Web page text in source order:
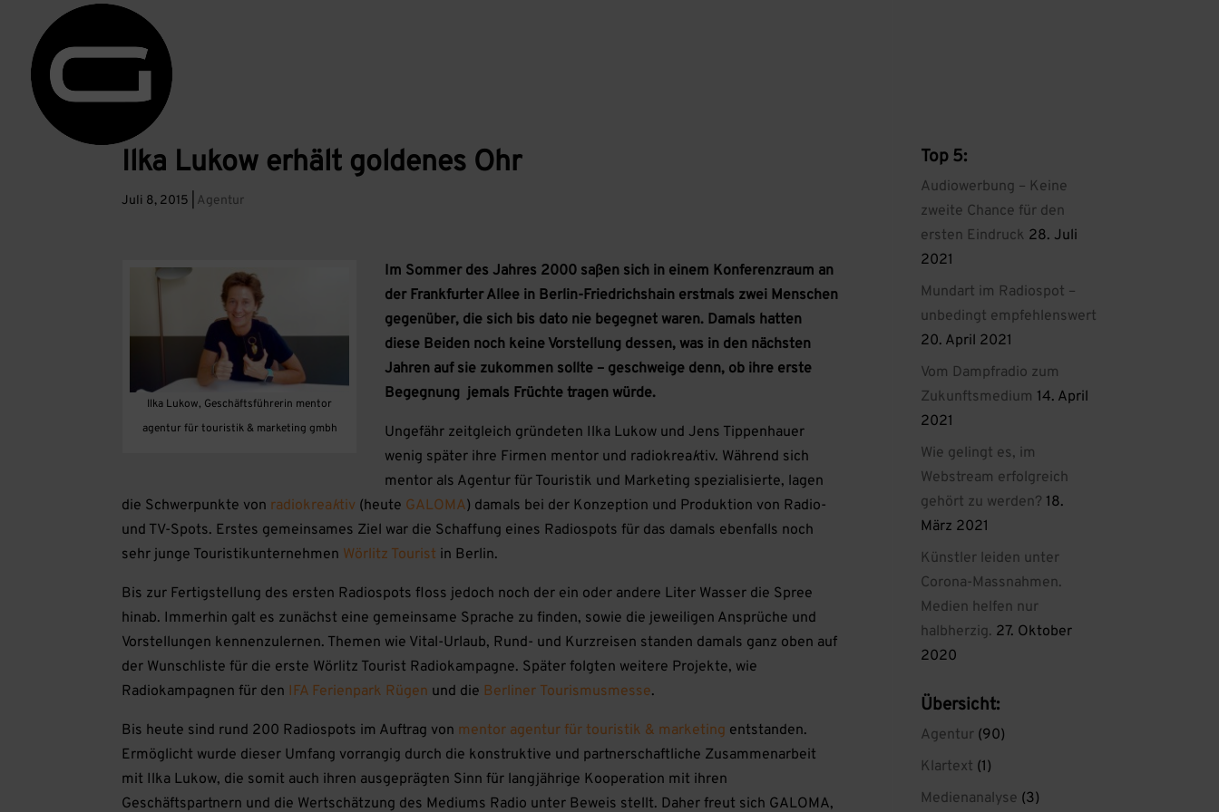
Ilka Lukow erhält goldenes Ohr
Juli 8, 2015 Agentur
Ilka Lukow, Geschäftsführerin mentor
agentur für touristik & marketing gmbh
Im Sommer des Jahres 2000 saßen sich in einem Konferenzraum an
der Frankfurter Allee in Berlin-Friedrichshain erstmals zwei Menschen
gegenüber, die sich bis dato nie begegnet waren. Damals hatten
diese Beiden noch keine Vorstellung dessen, was in den nächsten
Jahren auf sie zukommen sollte – geschweige denn, ob ihre erste
Begegnung jemals Früchte tragen würde.
Ungefähr zeitgleich gründeten Ilka Lukow und Jens Tippenhauer
wenig später ihre Firmen mentor und radiokreaktiv. Während sich
mentor als Agentur für Touristik und Marketing spezialisierte, lagen
die Schwerpunkte von radiokreaktiv (heute GALOMA) damals bei der Konzeption und Produktion von Radio-
und TV-Spots. Erstes gemeinsames Ziel war die Schaffung eines Radiospots für das damals ebenfalls noch
sehr junge Touristikunternehmen Wörlitz Tourist in Berlin.
Bis zur Fertigstellung des ersten Radiospots floss jedoch noch der ein oder andere Liter Wasser die Spree
hinab. Immerhin galt es zunächst eine gemeinsame Sprache zu finden, sowie die jeweiligen Ansprüche und
Vorstellungen kennenzulernen. Themen wie Vital-Urlaub, Rund- und Kurzreisen standen damals ganz oben auf
der Wunschliste für die erste Wörlitz Tourist Radiokampagne. Später folgten weitere Projekte, wie
Radiokampagnen für den IFA Ferienpark Rügen und die Berliner Tourismusmesse.
Bis heute sind rund 200 Radiospots im Auftrag von mentor agentur für touristik & marketing entstanden.
Ermöglicht wurde dieser Umfang vorrangig durch die konstruktive und partnerschaftliche Zusammenarbeit
mit Ilka Lukow, die somit auch ihren ausgeprägten Sinn für langjährige Kooperation mit ihren
Geschäftspartnern und die Wertschätzung des Mediums Radio unter Beweis stellt. Daher freut sich GALOMA,
Top 5:
Audiowerbung – Keine
zweite Chance für den
ersten Eindruck 28. Juli
2021
Mundart im Radiospot –
unbedingt empfehlenswert
20. April 2021
Vom Dampfradio zum
Zukunftsmedium 14. April
2021
Wie gelingt es, im
Webstream erfolgreich
gehört zu werden? 18.
März 2021
Künstler leiden unter
Corona-Massnahmen.
Medien helfen nur
halbherzig. 27. Oktober
2020
Übersicht:
Agentur (90)
Klartext (1)
Medienanalyse (3)